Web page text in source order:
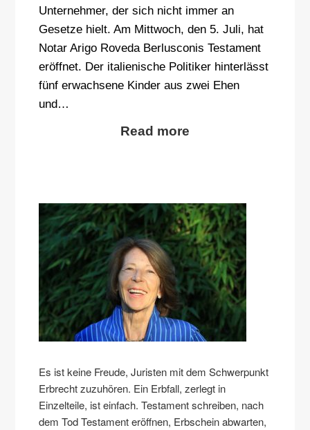
Unternehmer, der sich nicht immer an
Gesetze hielt. Am Mittwoch, den 5. Juli, hat
Notar Arigo Roveda Berlusconis Testament
eröffnet. Der italienische Politiker hinterlässt
fünf erwachsene Kinder aus zwei Ehen
und…
Read more
Es ist keine Freude, Juristen mit dem Schwerpunkt
Erbrecht zuzuhören. Ein Erbfall, zerlegt in
Einzelteile, ist einfach. Testament schreiben, nach
dem Tod Testament eröffnen, Erbschein abwarten,